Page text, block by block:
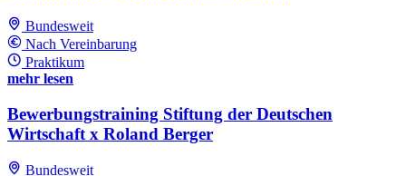
Bundesweit
Nach Vereinbarung
Praktikum
mehr lesen
Bewerbungstraining Stiftung der Deutschen
Wirtschaft x Roland Berger
Bundesweit